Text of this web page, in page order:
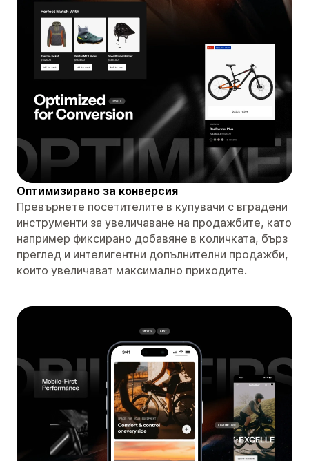
Оптимизирано за конверсия
Превърнете посетителите в купувачи с вградени
инструменти за увеличаване на продажбите, като
например фиксирано добавяне в количката, бърз
преглед и интелигентни допълнителни продажби,
които увеличават максимално приходите.